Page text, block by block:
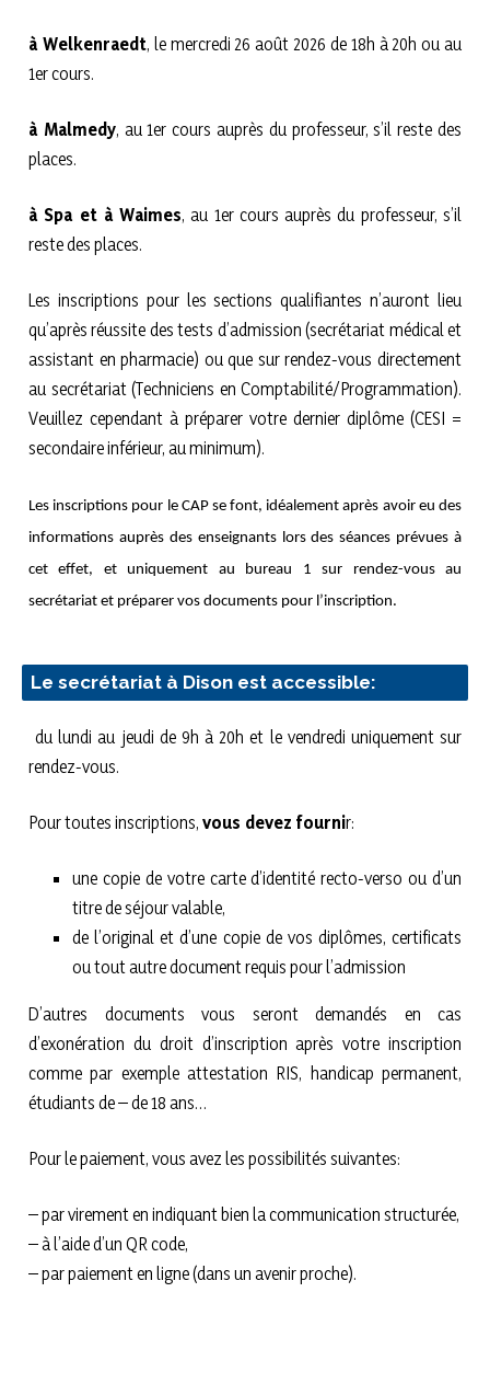
à Welkenraedt, le mercredi 26 août 2026 de 18h à 20h ou au
1er cours.
à Malmedy, au 1er cours auprès du professeur, s’il reste des
places.
à Spa et à Waimes, au 1er cours auprès du professeur, s’il
reste des places.
Les inscriptions pour les sections qualifiantes n’auront lieu
qu’après réussite des tests d’admission (secrétariat médical et
assistant en pharmacie) ou que sur rendez-vous directement
au secrétariat (Techniciens en Comptabilité/Programmation).
Veuillez cependant à préparer votre dernier diplôme (CESI =
secondaire inférieur, au minimum).
Les inscriptions pour le CAP se font, idéalement après avoir eu des
informations auprès des enseignants lors des séances prévues à
cet effet, et uniquement au bureau 1 sur rendez-vous au
secrétariat et préparer vos documents pour l’inscription.
Le secrétariat à Dison est accessible:
du lundi au jeudi de 9h à 20h et le vendredi uniquement sur
rendez-vous.
Pour toutes inscriptions, vous devez fournir:
une copie de votre carte d’identité recto-verso ou d’un
titre de séjour valable,
de l’original et d’une copie de vos diplômes, certificats
ou tout autre document requis pour l’admission
D’autres documents vous seront demandés en cas
d’exonération du droit d’inscription après votre inscription
comme par exemple attestation RIS, handicap permanent,
étudiants de – de 18 ans…
Pour le paiement, vous avez les possibilités suivantes:
– par virement en indiquant bien la communication structurée,
– à l’aide d’un QR code,
– par paiement en ligne (dans un avenir proche).